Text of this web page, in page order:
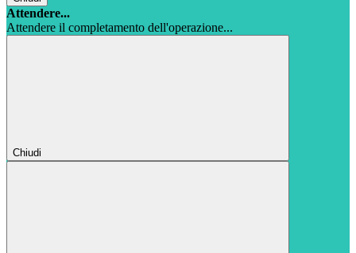
Attendere...
Attendere il completamento dell'operazione...
Chiudi